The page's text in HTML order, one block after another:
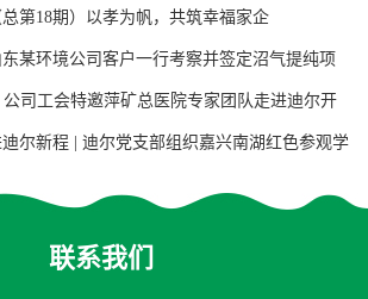
第18期）以孝为帆，共筑幸福家企
某环境公司客户一行考察并签定沼气提纯项
填料合同
司工会特邀萍矿总医院专家团队走进迪尔开
尔新程 | 迪尔党支部组织嘉兴南湖红色参观学
联系我们